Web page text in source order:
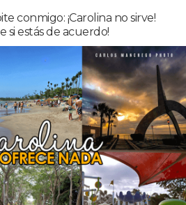
conmigo: ¡Carolina no sirve!
si estás de acuerdo!